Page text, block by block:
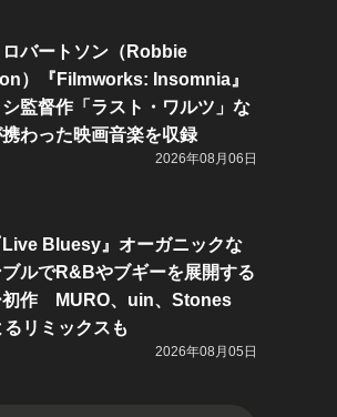
ロバートソン（Robbie
）『Filmworks: Insomnia』
監督作「ラスト・ワルツ」な
わった映画音楽を収録
2026年08月06日
Live Bluesy』オーガニックな
ルでR&Bやブギーを展開する
初作 MURO、uin、Stones
リミックスも
2026年08月05日